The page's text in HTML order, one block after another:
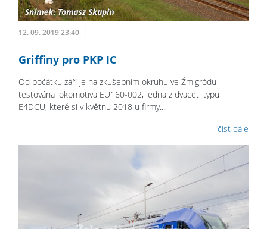
12. 09. 2019 23:40
Griffiny pro PKP IC
Od počátku září je na zkušebním okruhu ve Źmigródu
testována lokomotiva EU160-002, jedna z dvaceti typu
E4DCU, které si v květnu 2018 u firmy...
číst dále